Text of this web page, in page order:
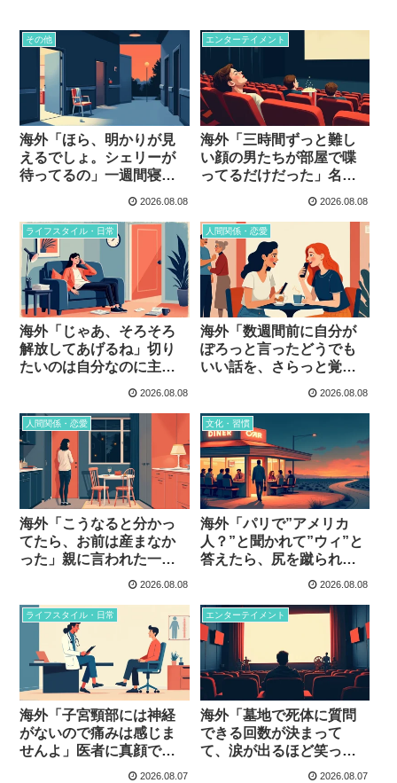
その他
海外「ほら、明かりが見
えるでしょ。シェリーが
待ってるの」一週間寝た
2026.08.08
エンターテイメント
海外「三時間ずっと難し
い顔の男たちが部屋で喋
ってるだけだった」名作
2026.08.08
ライフスタイル・日常
海外「じゃあ、そろそろ
解放してあげるね」切り
たいのは自分なのに主語
2026.08.08
人間関係・恋愛
海外「数週間前に自分が
ぽろっと言ったどうでも
いい話を、さらっと覚え
人を信用してしまう瞬
間…
2026.08.08
人間関係・恋愛
海外「こうなると分かっ
てたら、お前は産まなか
った」親に言われた一言
が何十年も消えないとい
2026.08.08
文化・習慣
海外「パリで”アメリカ
人？”と聞かれて”ウィ”と
答えたら、尻を蹴られて
逃げられた」17歳の修学
2026.08.08
ライフスタイル・日常
海外「子宮頸部には神経
がないので痛みは感じま
せんよ」医者に真顔で言
2026.08.07
エンターテイメント
海外「墓地で死体に質問
できる回数が決まって
て、涙が出るほど笑っ
た」続編が来なかった映
2026.08.07